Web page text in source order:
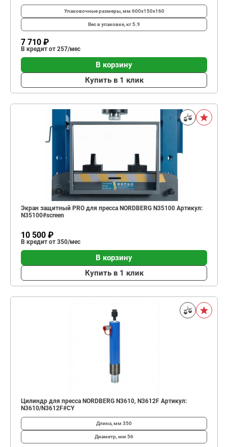
Упаковочные размеры, мм 600x150x160
Вес в упаковке, кг5.9
7 710 ₽
В кредит от 257/мес
В корзину
Купить в 1 клик
Экран защитный PRO для пресса NORDBERG N35100 Артикул:
N35100#screen
10 500 ₽
В кредит от 350/мес
В корзину
Купить в 1 клик
Цилиндр для пресса NORDBERG N3610, N3612F Артикул:
N3610/N3612F#CY
Длина, мм 350
Диаметр, мм 56